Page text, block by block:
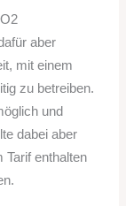
aber
mit einem
zu betreiben.
und
dabei aber
Tarif enthalten